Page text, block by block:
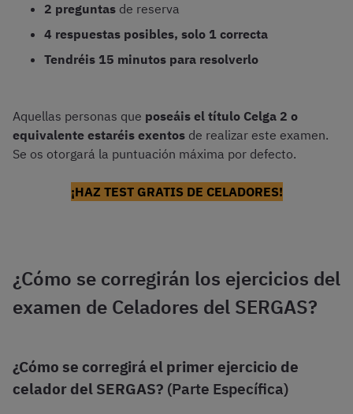
2 preguntas de reserva
4 respuestas posibles, solo 1 correcta
Tendréis 15 minutos para resolverlo
Aquellas personas que poseáis el título Celga 2 o
equivalente estaréis exentos de realizar este examen.
Se os otorgará la puntuación máxima por defecto.
¡HAZ TEST GRATIS DE CELADORES!
¿Cómo se corregirán los ejercicios del
examen de Celadores del SERGAS?
¿Cómo se corregirá el primer ejercicio de
celador del SERGAS? (Parte Específica)